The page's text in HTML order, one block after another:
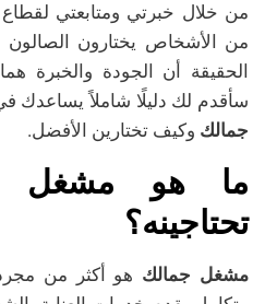
من خلال خبرتي ومتابعتي لقطاع
من الأشخاص يختارون
الحقيقة أن الجودة والخبرة
سأقدم لك دليلًا شاملاً يساعدك
جمالك وكيف تختارين الأفضل.
ما هو مشغل
تحتاجينه؟
مشغل جمالك هو أكثر من